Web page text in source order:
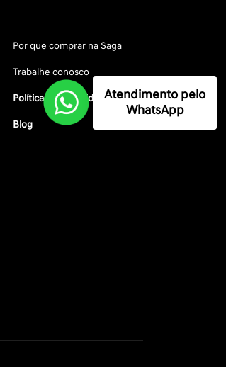
Por que comprar na Saga
Trabalhe conosco
Política de privacidade
Blog
Atendimento pelo
WhatsApp